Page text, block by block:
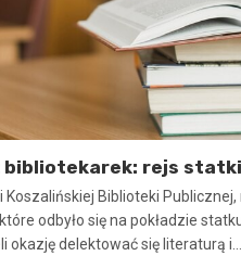
rejs
Koszalińskiej Biblioteki
odbyło się na pokładzie
okazję delektować się literaturą i…